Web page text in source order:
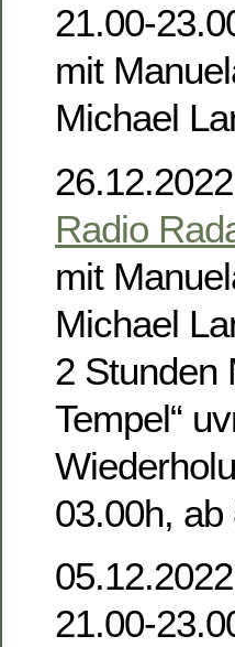
21.00-
mit
Michael
Radio
mit
Michael
2 Stunden
Tempel“
03.00h,
21.00-